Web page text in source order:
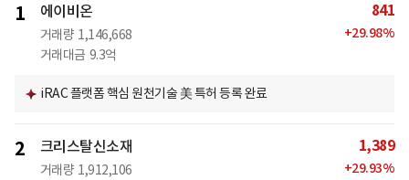
1 에이비온
거래량 1,146,668
거래대금 9.3억
841
+29.98%
iRAC 플랫폼 핵심 원천기술 美 특허 등록 완료
2 크리스탈신소재
거래량 1,912,106
1,389
+29.93%